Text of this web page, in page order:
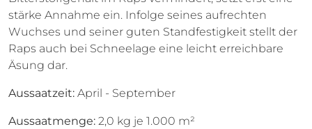
stärke Annahme ein. Infolge seines aufrechten
Wuchses und seiner guten Standfestigkeit stellt der
Raps auch bei Schneelage eine leicht erreichbare
Äsung dar.
Aussaatzeit: April - September
Aussaatmenge: 2,0 kg je 1.000 m²